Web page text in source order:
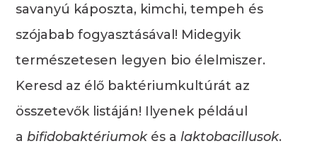
savanyú káposzta, kimchi, tempeh és
szójabab fogyasztásával! Midegyik
természetesen legyen bio élelmiszer.
Keresd az élő baktériumkultúrát az
összetevők listáján! Ilyenek például
abifidobaktériumokés alaktobacillusok.